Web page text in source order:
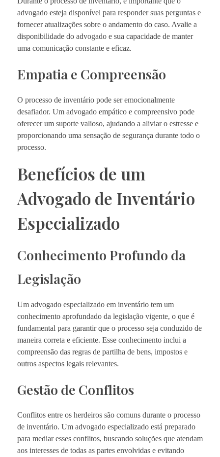
advogado esteja disponível para responder suas perguntas e
fornecer atualizações sobre o andamento do caso. Avalie a
disponibilidade do advogado e sua capacidade de manter
uma comunicação constante e eficaz.
Empatia e Compreensão
O processo de inventário pode ser emocionalmente
desafiador. Um advogado empático e compreensivo pode
oferecer um suporte valioso, ajudando a aliviar o estresse e
proporcionando uma sensação de segurança durante todo o
processo.
Benefícios de um
Advogado de Inventário
Especializado
Conhecimento Profundo da
Legislação
Um advogado especializado em inventário tem um
conhecimento aprofundado da legislação vigente, o que é
fundamental para garantir que o processo seja conduzido de
maneira correta e eficiente. Esse conhecimento inclui a
compreensão das regras de partilha de bens, impostos e
outros aspectos legais relevantes.
Gestão de Conflitos
Conflitos entre os herdeiros são comuns durante o processo
de inventário. Um advogado especializado está preparado
para mediar esses conflitos, buscando soluções que atendam
aos interesses de todas as partes envolvidas e evitando